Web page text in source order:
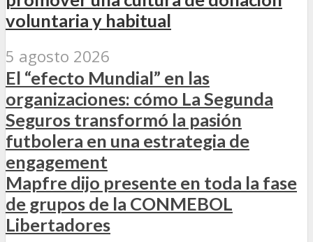
voluntaria y habitual
5 agosto 2026
El “efecto Mundial” en las
organizaciones: cómo La Segunda
Seguros transformó la pasión
futbolera en una estrategia de
engagement
Mapfre dijo presente en toda la fase
de grupos de la CONMEBOL
Libertadores